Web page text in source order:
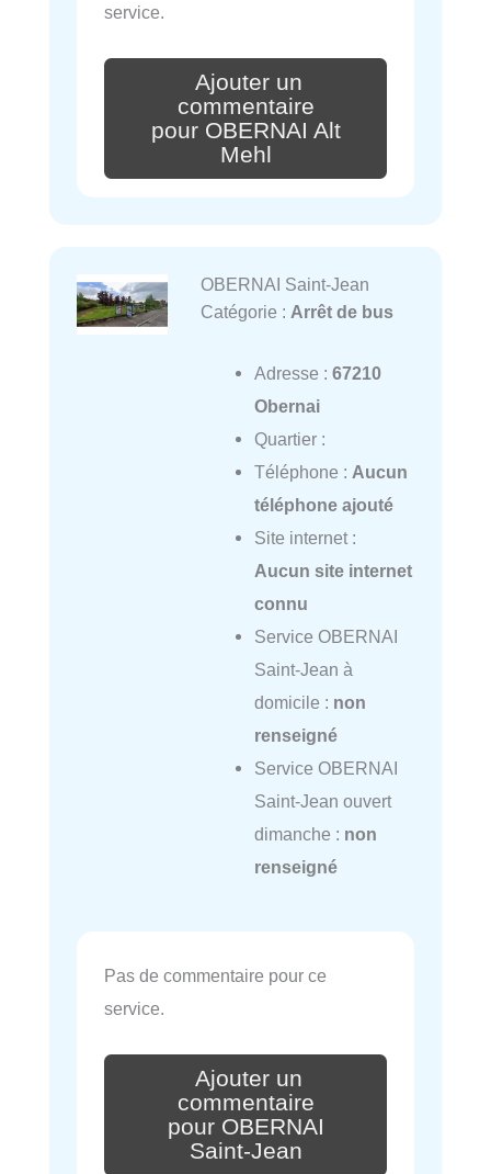
service.
Ajouter un
commentaire
pour OBERNAI Alt
Mehl
OBERNAI Saint-Jean
Catégorie : Arrêt de bus
Adresse : 67210
Obernai
Quartier :
Téléphone : Aucun
téléphone ajouté
Site internet :
Aucun site internet
connu
Service OBERNAI
Saint-Jean à
domicile : non
renseigné
Service OBERNAI
Saint-Jean ouvert
dimanche : non
renseigné
Pas de commentaire pour ce
service.
Ajouter un
commentaire
pour OBERNAI
Saint-Jean